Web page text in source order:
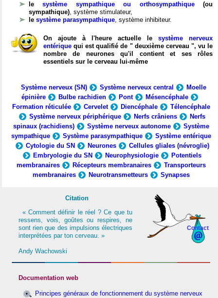
lesystème sympathique ou orthosympathique(ou
sympathique), système stimulateur,
le système parasympathique, système inhibiteur.
On ajoute à l'heure actuelle le système nerveux
entérique qui est qualifié de " deuxième cerveau ", vu le
nombre de neurones qu'il contient et ses rôles
essentiels sur le cerveau lui-même
Système nerveux (SN) Système nerveux central
Moelle
épinière
Bulbe rachidien Pont
Mésencéphale
Formation réticulée
Cervelet Diencéphale
Télencéphale
Système nerveux périphérique
Nerfs crâniens
Nerfs
spinaux (rachidiens)
Système nerveux autonome
Système
sympathique
Système parasympathique
Système entérique
Cytologie du SN
Neurones
Cellules gliales (névroglie)
Embryologie du SN
Neurophysiologie
Potentiels
membranaires
Récepteurs membranaires
Transporteurs
membranaires
Neurotransmetteurs Synapses
Contact
Citation
« Comment définir le réel ? Ce que tu
ressens, vois, goûtes ou respires, ne
sont rien que des impulsions électriques
interprétées par ton cerveau. »
Andy Wachowski
Documentation web
Principes généraux de fonctionnement du système nerveux